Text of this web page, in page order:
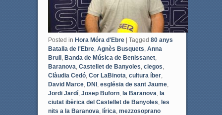
Posted in Hora Móra d'Ebre | Tagged 80 anys
Batalla de l'Ebre, Agnès Busquets Anna
Brull, Banda de Música de Benissanet,
Baranova Castellet de Banyoles ciegos
Clàudia Cedó, Cor LaBinota cultura íber,
David Marce, DNI, església de sant Jaume,
Jordi Jardí, Josep Buforn, la Baranova la
ciutat ibèrica del Castellet de Banyoles les
nits a la Baranova lírica mezzosoprano